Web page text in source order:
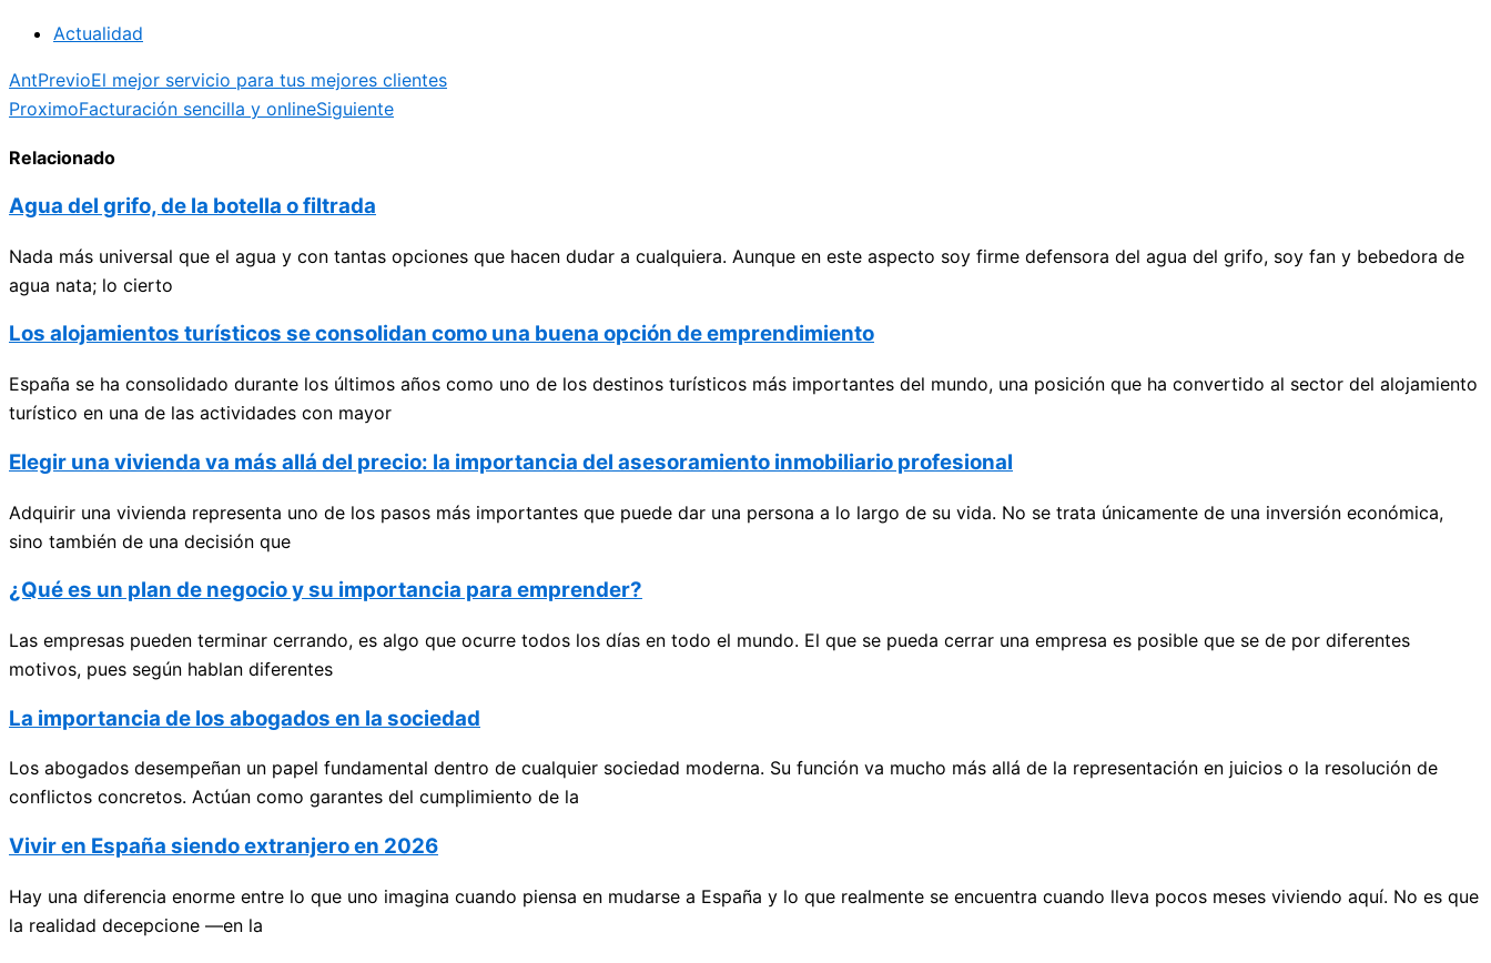
Actualidad
AntPrevioEl mejor servicio para tus mejores clientes
ProximoFacturación sencilla y onlineSiguiente
Relacionado
Agua del grifo, de la botella o filtrada
Nada más universal que el agua y con tantas opciones que hacen dudar a cualquiera. Aunque en este aspecto soy firme defensora del agua del grifo, soy fan y bebedora de
agua nata; lo cierto
Los alojamientos turísticos se consolidan como una buena opción de emprendimiento
España se ha consolidado durante los últimos años como uno de los destinos turísticos más importantes del mundo, una posición que ha convertido al sector del alojamiento
turístico en una de las actividades con mayor
Elegir una vivienda va más allá del precio: la importancia del asesoramiento inmobiliario profesional
Adquirir una vivienda representa uno de los pasos más importantes que puede dar una persona a lo largo de su vida. No se trata únicamente de una inversión económica,
sino también de una decisión que
¿Qué es un plan de negocio y su importancia para emprender?
Las empresas pueden terminar cerrando, es algo que ocurre todos los días en todo el mundo. El que se pueda cerrar una empresa es posible que se de por diferentes
motivos, pues según hablan diferentes
La importancia de los abogados en la sociedad
Los abogados desempeñan un papel fundamental dentro de cualquier sociedad moderna. Su función va mucho más allá de la representación en juicios o la resolución de
conflictos concretos. Actúan como garantes del cumplimiento de la
Vivir en España siendo extranjero en 2026
Hay una diferencia enorme entre lo que uno imagina cuando piensa en mudarse a España y lo que realmente se encuentra cuando lleva pocos meses viviendo aquí. No es que
la realidad decepcione —en la